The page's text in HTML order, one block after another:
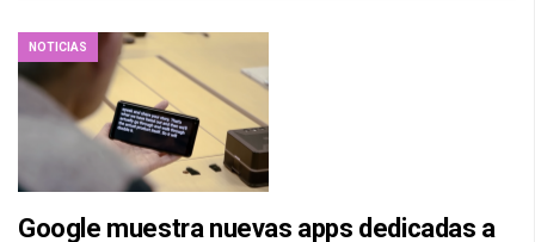
NOTICIAS
Google muestra nuevas apps dedicadas a